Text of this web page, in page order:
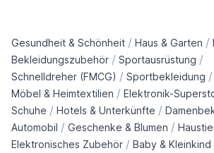
Gesundheit & Schönheit / Haus & Garten /
Bekleidungszubehör / Sportausrüstung /
Schnelldreher (FMCG) / Sportbekleidung /
Möbel & Heimtextilien / Elektronik-
Schuhe / Hotels & Unterkünfte /
Automobil / Geschenke & Blumen /
Elektronisches Zubehör / Baby & Kleinkind